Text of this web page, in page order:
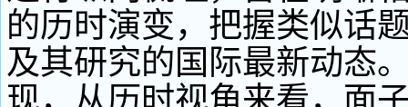
的历时演变，把握类似话
及其研究的国际最新动态